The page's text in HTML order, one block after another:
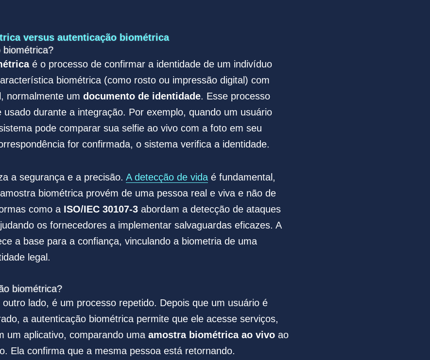
versus autenticação biométrica
biométrica?
é o processo de confirmar a identidade de um indivíduo
biométrica (como rosto ou impressão digital) com
normalmente um documento de identidade. Esse processo
usado durante a integração. Por exemplo, quando um usuário
pode comparar sua selfie ao vivo com a foto em seu
for confirmada, o sistema verifica a identidade.
a segurança e a precisão. A detecção de vida é fundamental,
biométrica provém de uma pessoa real e viva e não de
como a ISO/IEC 30107-3 abordam a detecção de ataques
os fornecedores a implementar salvaguardas eficazes. A
a base para a confiança, vinculando a biometria de uma
legal.
biométrica?
lado, é um processo repetido. Depois que um usuário é
a autenticação biométrica permite que ele acesse serviços,
um aplicativo, comparando uma amostra biométrica ao vivo ao
Ela confirma que a mesma pessoa está retornando.